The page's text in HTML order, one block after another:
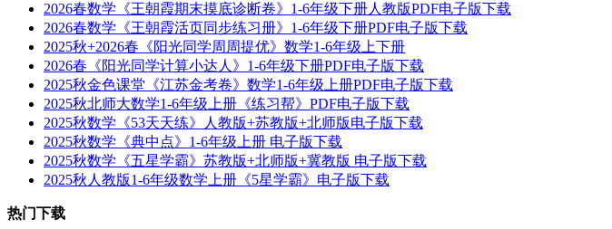
2026春数学《王朝霞期末摸底诊断卷》1-6年级下册人教版PDF电子版下载
2026春数学《王朝霞活页同步练习册》1-6年级下册PDF电子版下载
2025秋+2026春《阳光同学周周提优》数学1-6年级上下册
2026春《阳光同学计算小达人》1-6年级下册PDF电子版下载
2025秋金色课堂《江苏金考卷》数学1-6年级上册PDF电子版下载
2025秋北师大数学1-6年级上册《练习帮》PDF电子版下载
2025秋数学《53天天练》人教版+苏教版+北师版电子版下载
2025秋数学《典中点》1-6年级上册 电子版下载
2025秋数学《五星学霸》苏教版+北师版+冀教版 电子版下载
2025秋人教版1-6年级数学上册《5星学霸》电子版下载
热门下载